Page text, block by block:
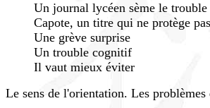
Un journal lycéen sème le trouble
Capote, un titre qui ne protège pas
Une grève surprise
Un trouble cognitif
Il vaut mieux éviter
Le sens de l'orientation. Les